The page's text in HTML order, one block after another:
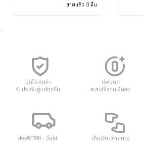
ขายแล้ว 0 ชิ้น
มั่นใจ สินค้า
รับประกันศูนย์ทุกชิ้น
มีพ้อยท์
สะสมใช้แทนเงินสด
ส่งฟรี/500.- ขึ้นไป เก็บเงินปลายทาง